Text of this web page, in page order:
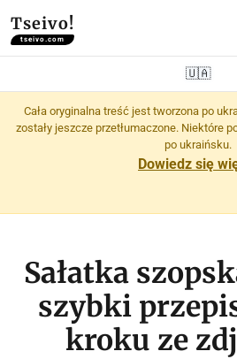
Tseivo!
tseivo.com
🇺🇦
Cała oryginalna treść jest tworzona po
zostały jeszcze przetłumaczone. Niektóre
po ukraińsku.
Dowiedz się
Sałatka
szybki
kroku ze